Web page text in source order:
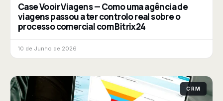
Case Vooir Viagens — Como uma agência de
viagens passou a ter controlo real sobre o
processo comercial com Bitrix24
10 de Junho de 2026
CRM